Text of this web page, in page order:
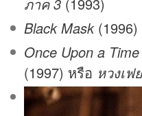
ภาค 3 (1993)
Black Mask(1996)
Once Upon a
(1997) หรือ หวงเฟ